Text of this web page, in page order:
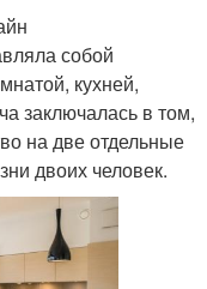
собой
кухней,
заключалась в том,
на две отдельные
двоих человек.